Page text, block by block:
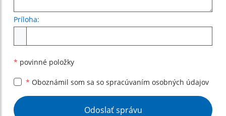
Príloha:
* povinné položky
* Oboznámil som sa so spracúvaním osobných údajov
Google reCaptcha Response
Odoslať správu